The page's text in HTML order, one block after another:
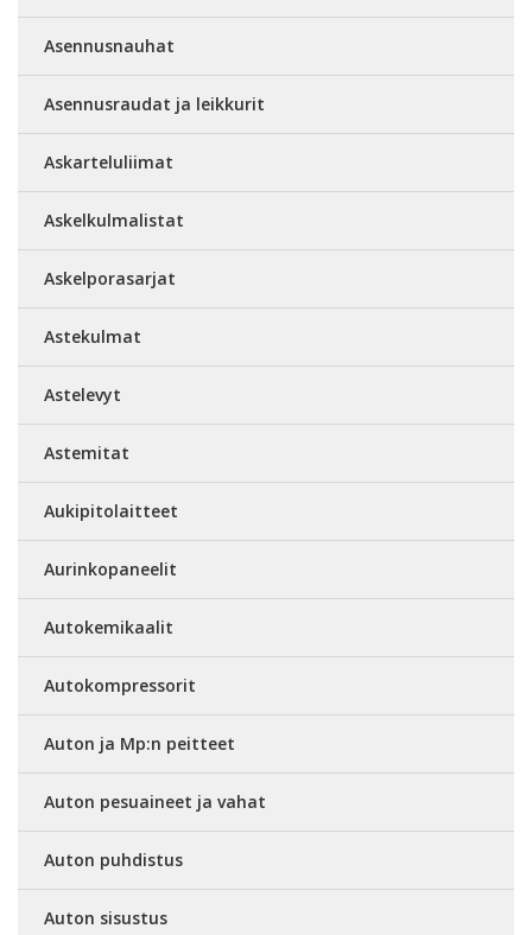
Asennusnauhat
Asennusraudat ja leikkurit
Askarteluliimat
Askelkulmalistat
Askelporasarjat
Astekulmat
Astelevyt
Astemitat
Aukipitolaitteet
Aurinkopaneelit
Autokemikaalit
Autokompressorit
Auton ja Mp:n peitteet
Auton pesuaineet ja vahat
Auton puhdistus
Auton sisustus